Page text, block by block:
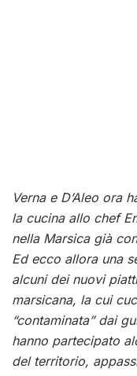
Verna e D’Aleo ora
la cucina allo chef
nella Marsica già
Ed ecco allora una
alcuni dei nuovi
marsicana, la cui
“contaminata” dai
hanno partecipato
del territorio,